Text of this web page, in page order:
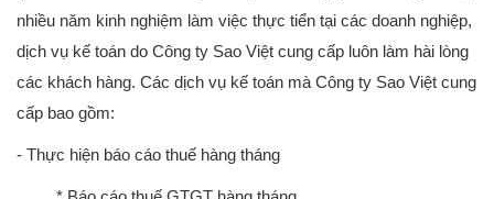
nhiều năm kinh nghiệm làm việc thực tiển tại các doanh nghiệp,
dịch vụ kế toán do Công ty Sao Việt cung cấp luôn làm hài lòng
các khách hàng. Các dịch vụ kế toán mà Công ty Sao Việt cung
cấp bao gồm:
- Thực hiện báo cáo thuế hàng tháng